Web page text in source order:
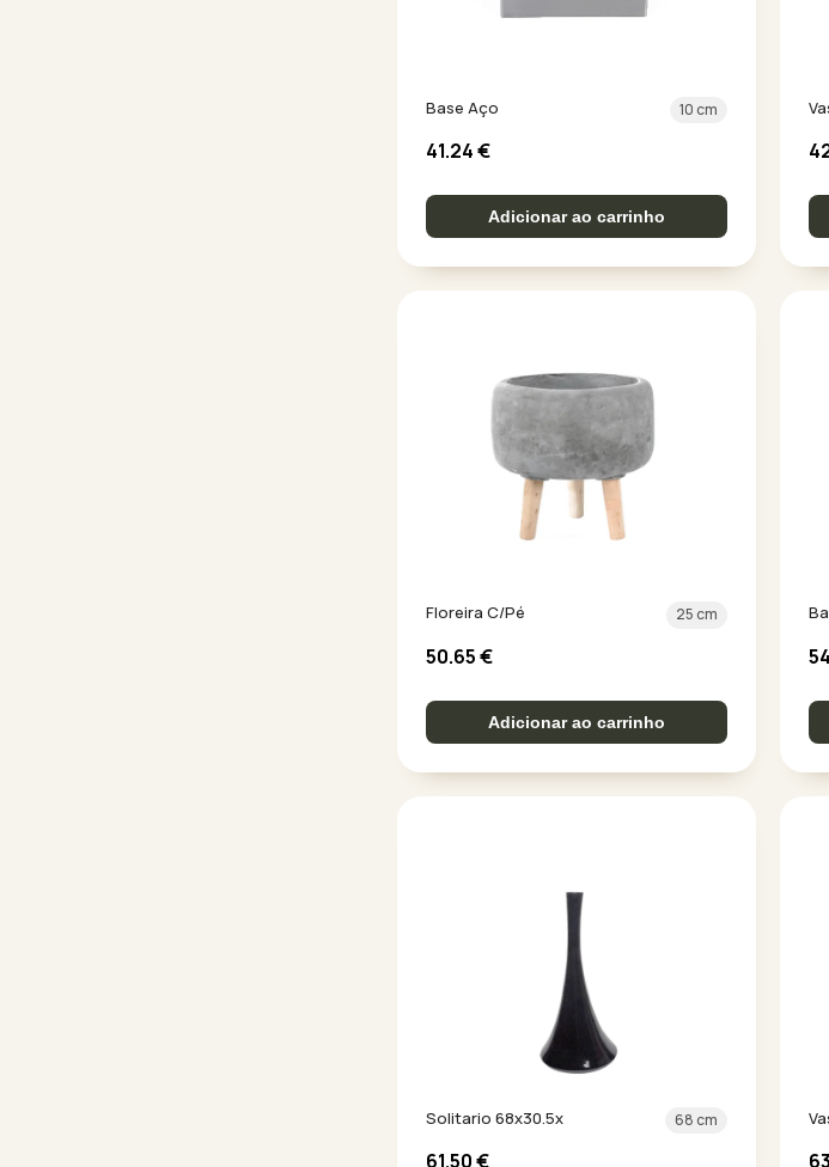
Base Aço 10 cm
41.24€
Adicionar ao carrinho
Floreira C/Pé 25 cm
50.65€
Adicionar ao carrinho
Solitario 68x30.5x 68 cm
61.50€